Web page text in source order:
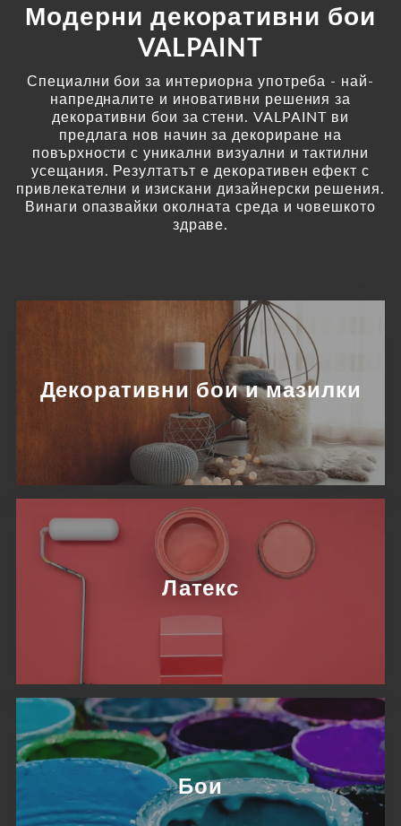
Модерни декоративни бои
VALPAINT
Специални бои за интериорна употреба - най-
напредналите и иновативни решения за
декоративни бои за стени. VALPAINT ви
предлага нов начин за декориране на
повърхности с уникални визуални и тактилни
усещания. Резултатът е декоративен ефект с
привлекателни и изискани дизайнерски решения.
Винаги опазвайки околната среда и човешкото
здраве.
Декоративни бои и мазилки
Латекс
Бои